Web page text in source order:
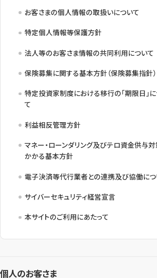
お客さまの個人情報の取扱いについて
特定個人情報等保護方針
法人等のお客さま情報の共同利用について
保険募集に関する基本方針（保険募集指針）
特定投資家制度における移行の「期限日」
て
利益相反管理方針
マネー・ローンダリング及びテロ資金供与
かかる基本方針
電子決済等代行業者との連携及び協働につ
サイバーセキュリティ経営宣言
本サイトのご利用にあたって
個人のお客さま